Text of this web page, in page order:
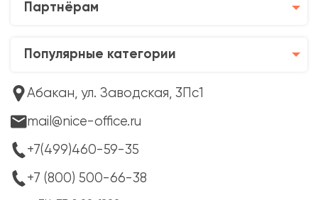
Партнёрам
Популярные категории
Абакан, ул. Заводская, 3Пс1
mail@nice-office.ru
+7(499)460-59-35
+7 (800) 500-66-38